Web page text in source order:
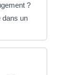
?
dans un